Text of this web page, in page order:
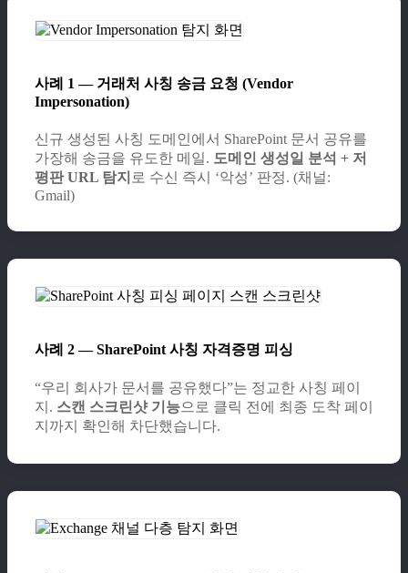
사례 1 — 거래처 사칭 송금 요청 (Vendor
Impersonation)
신규 생성된 사칭 도메인에서 SharePoint 문서 공유를
가장해 송금을 유도한 메일. 도메인 생성일 분석 + 저
평판 URL 탐지 로 수신 즉시 ‘악성’ 판정. (채널:
Gmail)
사례 2 — SharePoint 사칭 자격증명 피싱
“우리 회사가 문서를 공유했다”는 정교한 사칭 페이
지. 스캔 스크린샷 기능으로 클릭 전에 최종 도착 페이
지까지 확인해 차단했습니다.